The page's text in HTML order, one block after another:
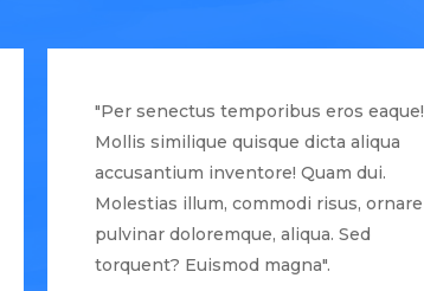
"Per senectus temporibus eros eaque!
Mollis similique quisque dicta aliqua
accusantium inventore! Quam dui.
Molestias illum, commodi risus, ornare
pulvinar doloremque, aliqua. Sed
torquent? Euismod magna".